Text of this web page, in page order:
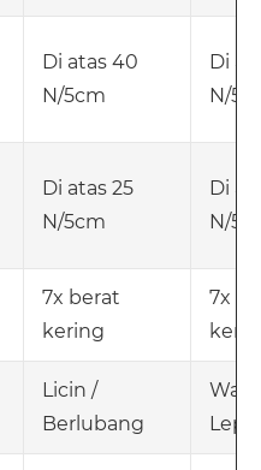
Di atas 40
N/5cm
Di
N/
Di atas 25
N/5cm
Di
N/
7x berat
kering
7x
Licin /
Berlubang